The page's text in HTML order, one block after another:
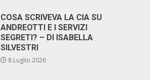
COSA SCRIVEVA LA CIA SU
ANDREOTTI E I SERVIZI
SEGRETI? – DI ISABELLA
SILVESTRI
8 Luglio 2026